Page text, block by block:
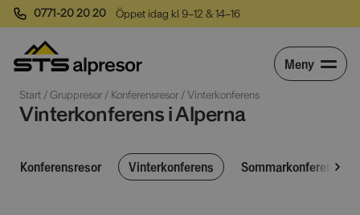
0771-20 20 20 Öppet idag kl 9–12 & 14–16
Meny
Start / Gruppresor / Konferensresor / Vinterkonferens
Vinterkonferens i Alperna
Konferensresor Vinterkonferens Sommarkonferens